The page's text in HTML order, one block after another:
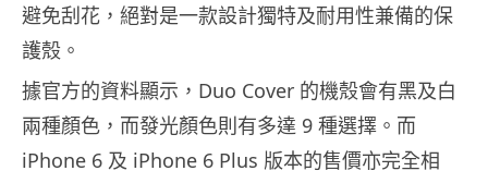
避免刮花，絕對是一款設計獨特及耐用性兼備的保
護殼。
據官方的資料顯示，Duo Cover 的機殼會有黑及白
兩種顏色，而發光顏色則有多達 9 種選擇。而
iPhone 6 及 iPhone 6 Plus 版本的售價亦完全相